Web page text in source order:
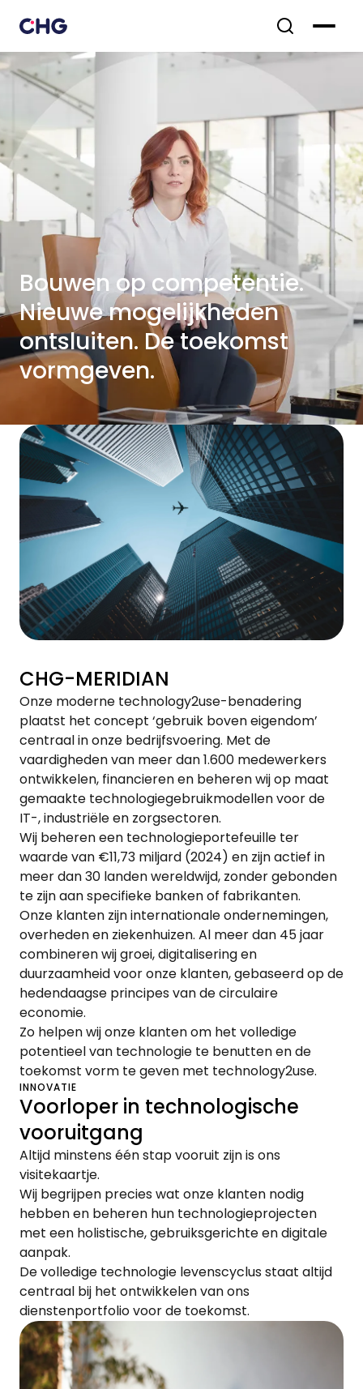
Bouwen op competentie.
Nieuwe mogelijkheden
ontsluiten. De toekomst
vormgeven.
CHG-MERIDIAN
Onze moderne technology2use-benadering
plaatst het concept ‘gebruik boven eigendom’
centraal in onze bedrijfsvoering. Met de
vaardigheden van meer dan 1.600 medewerkers
ontwikkelen, financieren en beheren wij op maat
gemaakte technologiegebruikmodellen voor de
IT-, industriële en zorgsectoren.
Wij beheren een technologieportefeuille ter
waarde van €11,73 miljard (2024) en zijn actief in
meer dan 30 landen wereldwijd, zonder gebonden
te zijn aan specifieke banken of fabrikanten.
Onze klanten zijn internationale ondernemingen,
overheden en ziekenhuizen. Al meer dan 45 jaar
combineren wij groei, digitalisering en
duurzaamheid voor onze klanten, gebaseerd op de
hedendaagse principes van de circulaire
economie.
Zo helpen wij onze klanten om het volledige
potentieel van technologie te benutten en de
toekomst vorm te geven met technology2use.
INNOVATIE
Voorloper in technologische
vooruitgang
Altijd minstens één stap vooruit zijn is ons
visitekaartje.
Wij begrijpen precies wat onze klanten nodig
hebben en beheren hun technologieprojecten
met een holistische, gebruiksgerichte en digitale
aanpak.
De volledige technologie levenscyclus staat altijd
centraal bij het ontwikkelen van ons
dienstenportfolio voor de toekomst.